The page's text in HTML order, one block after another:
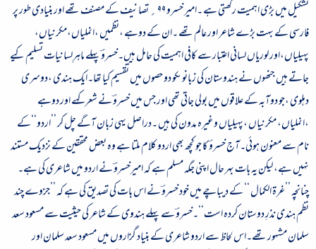
تشکیل میں بڑی اہمیت رکھتی ہے ۔امیر خسرو۹۹؍تصانیف کے مصنف تھے اور بنیادی طور پر
فارسی کے بہت بڑے شاعر اور عالم تھے ۔ان کے دوہے ،نظمیں ،انملیاں،مکرنیاں،
پہیلیاں،اور لوریاں لسانی اعتبار سے کافی اہمیت کی حامل ہیں۔خسروؔ پہلے ماہرِلسانیات تسلیم کیے
جاتے ہیں جنھوں نے ہندوستان کی زبانوںکو دو حصوں میں تقسیم کیا تھا۔ایک ہندی ،دوسری
دہلوی ،جو دوآبہ کے علاقوں میں بولی جاتی تھی اور جس میں خسروؔ نے شعر کہے اور دوہے
،انملیاں، مکرنیاں ،پہیلیاں وغیرہ مدون کی ہیں ۔دراصل یہی زبان آگے چل کر ’’اردو‘‘کے
نام سے معنون ہوئی۔آج خسروؔ کا جو کچھ بھی اردو کلام ملتا ہے وہ بعض محققین کے نزدیک مستند
نہیں ہے، لیکن یہ بات بہر حال اپنی جگہ مسلم ہے کہ امیرخسروؔ نے اردو میں شاعری کی ہے۔
چنانچہ ’’غرۃ الکمال ‘‘ کے دیباچے میں خود خسروؔ نے اس بات کی تصدیق کی ہے کہ ’’جزوے چند
نظم ہندی نذرِ دوستان کردہ است‘‘۔خسروؔ سے پہلے ہندوی کے شاعر کی حیثیت سے مسعود سعد
سلمان مشہور تھے۔اس لحاظ سے اردو شاعری کے بنیاد گزاروں میں مسعود سعد سلمان اور